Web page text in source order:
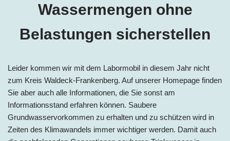
Wassermengen ohne
Belastungen sicherstellen
Leider kommen wir mit dem Labormobil in diesem Jahr nicht
zum Kreis Waldeck-Frankenberg. Auf unserer Homepage finden
Sie aber auch alle Informationen, die Sie sonst am
Informationsstand erfahren können. Saubere
Grundwasservorkommen zu erhalten und zu schützen wird in
Zeiten des Klimawandels immer wichtiger werden. Damit auch